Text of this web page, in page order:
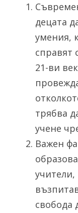
децата
умения,
справят
21-ви
трябва
учене
Важен
учители,
свобода